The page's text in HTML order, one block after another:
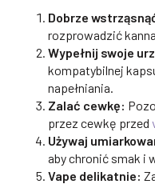
Dobrze
rozprowadzić
Wypełnij swoje
kompatybilnej
napełniania.
Zalać cewkę:
przez cewkę przed
Używaj
aby chronić smak i
Vape delikatnie: